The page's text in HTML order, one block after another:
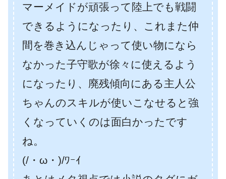
マーメイドが頑張って陸上でも戦闘
できるようになったり、これまた仲
間を巻き込んじゃって使い物になら
なかった子守歌が徐々に使えるよう
になったり、廃残傾向にある主人公
ちゃんのスキルが使いこなせると強
くなっていくのは面白かったです
ね。
(/・ω・)/ﾜｰｲ